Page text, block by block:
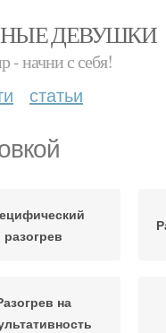
ДЕВУШКИ
- начни с себя!
статьи
разогрев
на